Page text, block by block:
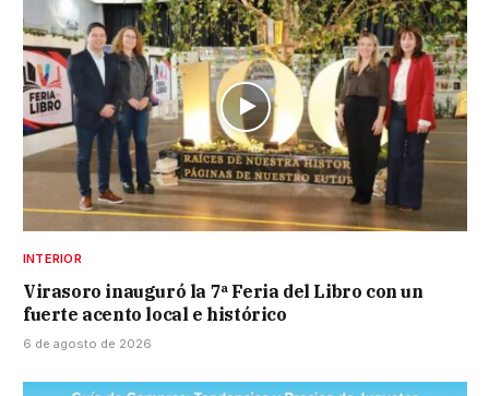
INTERIOR
Virasoro inauguró la 7ª Feria del Libro con un
fuerte acento local e histórico
6 de agosto de 2026